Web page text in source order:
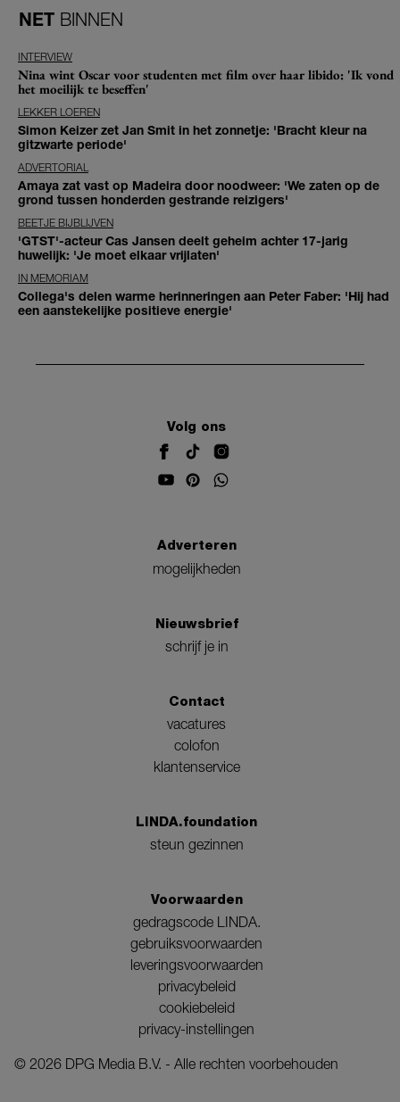
NET BINNEN
INTERVIEW
Nina wint Oscar voor studenten met film over haar libido: 'Ik vond
het moeilijk te beseffen'
LEKKER LOEREN
Simon Keizer zet Jan Smit in het zonnetje: 'Bracht kleur na
gitzwarte periode'
ADVERTORIAL
Amaya zat vast op Madeira door noodweer: 'We zaten op de
grond tussen honderden gestrande reizigers'
BEETJE BIJBLIJVEN
'GTST'-acteur Cas Jansen deelt geheim achter 17-jarig
huwelijk: 'Je moet elkaar vrijlaten'
IN MEMORIAM
Collega's delen warme herinneringen aan Peter Faber: 'Hij had
een aanstekelijke positieve energie'
Volg ons
Adverteren
mogelijkheden
Nieuwsbrief
schrijf je in
Contact
vacatures
colofon
klantenservice
LINDA.foundation
steun gezinnen
Voorwaarden
gedragscode LINDA.
gebruiksvoorwaarden
leveringsvoorwaarden
privacybeleid
cookiebeleid
privacy-instellingen
© 2026 DPG Media B.V. - Alle rechten voorbehouden